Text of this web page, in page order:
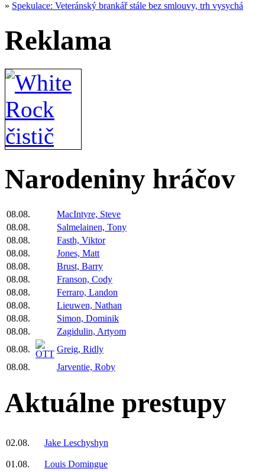
» Spekulace: Veteránský brankář stále bez smlouvy, trh vysychá
Reklama
Narodeniny hráčov
08.08.
MacIntyre, Steve
08.08.
Salmelainen, Tony
08.08.
Fasth, Viktor
08.08.
Jones, Matt
08.08.
Brust, Barry
08.08.
Franson, Cody
08.08.
Ferraro, Landon
08.08.
Lieuwen, Nathan
08.08.
Simon, Dominik
08.08.
Zagidulin, Artyom
08.08.
Greig, Ridly
08.08.
Jarventie, Roby
Aktuálne prestupy
02.08. Jake Leschyshyn
01.08. Louis Domingue